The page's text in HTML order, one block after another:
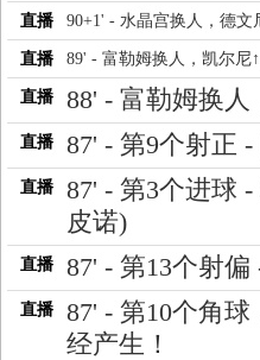
直播 90+1' - 水晶宫换人，德文
直播 89' - 富勒姆换人，凯尔尼
直播 88' - 富勒姆换人
直播 87' - 第9个射正
直播
87' - 第3个进球
皮诺)
直播 87' - 第13个射偏
直播
87' - 第10个角
经产生！